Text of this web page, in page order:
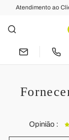
Atendimento ao
Opinião :